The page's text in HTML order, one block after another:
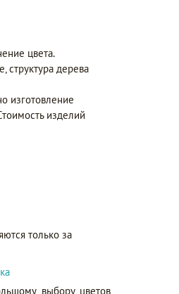
цвета.
структура дерева
изготовление
изделий
только за
выбору цветов